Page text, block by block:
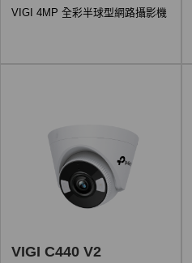
VIGI 4MP 全彩半球型網路攝影機
VIGI C440 V2